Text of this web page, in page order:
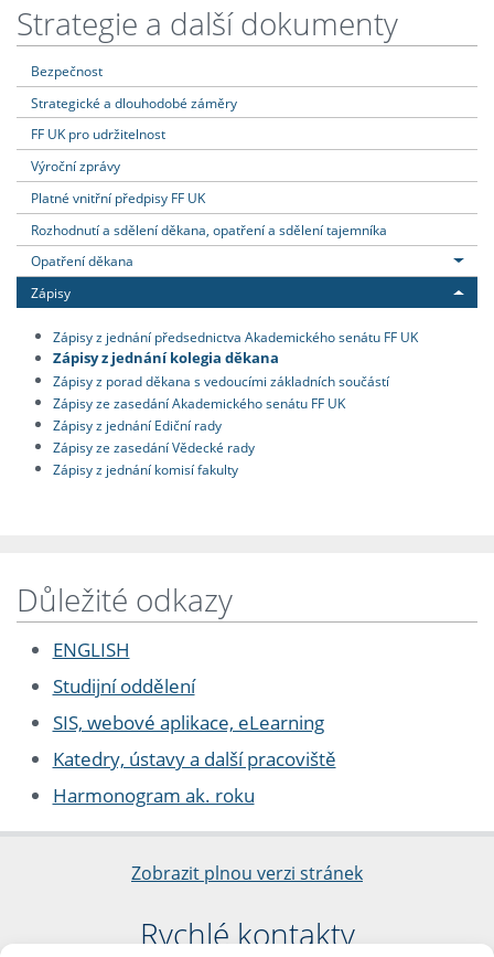
Strategie a další dokumenty
Bezpečnost
Strategické a dlouhodobé záměry
FF UK pro udržitelnost
Výroční zprávy
Platné vnitřní předpisy FF UK
Rozhodnutí a sdělení děkana, opatření a sdělení tajemníka
Opatření děkana
Zápisy
Zápisy z jednání předsednictva Akademického senátu FF UK
Zápisy z jednání kolegia děkana
Zápisy z porad děkana s vedoucími základních součástí
Zápisy ze zasedání Akademického senátu FF UK
Zápisy z jednání Ediční rady
Zápisy ze zasedání Vědecké rady
Zápisy z jednání komisí fakulty
Důležité odkazy
ENGLISH
Studijní oddělení
SIS, webové aplikace, eLearning
Katedry, ústavy a další pracoviště
Harmonogram ak. roku
Zobrazit plnou verzi stránek
Rychlé kontakty